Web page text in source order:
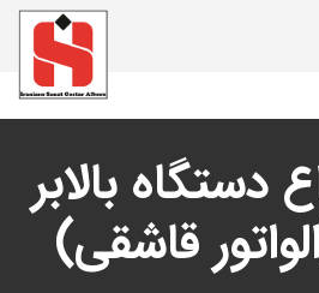
دستگاه بالابر
قاشقی)